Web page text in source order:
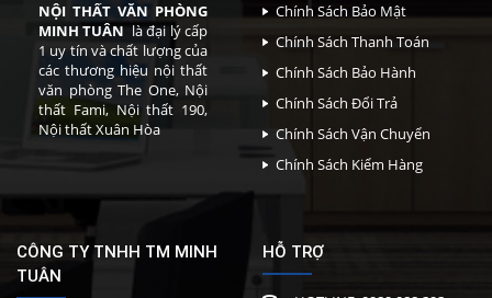
NỘI THẤT VĂN PHÒNG
MINH TUÂN là đại lý cấp
1 uy tín và chất lượng của
các thương hiệu nội thất
văn phòng The One, Nội
thất Fami, Nội thất 190,
Nội thất Xuân Hòa
Chính Sách Bảo Mật
Chính Sách Thanh Toán
Chính Sách Bảo Hành
Chính Sách Đổi Trả
Chính Sách Vận Chuyển
Chính Sách Kiểm Hàng
CÔNG TY TNHH TM MINH
TUÂN
HỖ TRỢ